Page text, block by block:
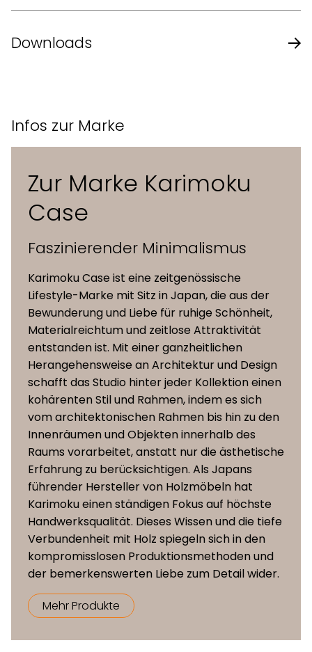
Sitzhöhe 67 cm
Holz
Eiche natur, Eiche geräuchert,
Maserung matt schwarz
(Kollektionen)
65, Moss, Vidar 4, Coda 2, Leder
Downloads
Infos zur Marke
Zur Marke Karimoku
Case
Faszinierender Minimalismus
Karimoku Case ist eine zeitgenössische
Lifestyle-Marke mit Sitz in Japan, die aus der
Bewunderung und Liebe für ruhige Schönheit,
Materialreichtum und zeitlose Attraktivität
entstanden ist. Mit einer ganzheitlichen
Herangehensweise an Architektur und Design
schafft das Studio hinter jeder Kollektion einen
kohärenten Stil und Rahmen, indem es sich
vom architektonischen Rahmen bis hin zu den
Innenräumen und Objekten innerhalb des
Raums vorarbeitet, anstatt nur die ästhetische
Erfahrung zu berücksichtigen. Als Japans
führender Hersteller von Holzmöbeln hat
Karimoku einen ständigen Fokus auf höchste
Handwerksqualität. Dieses Wissen und die tiefe
Verbundenheit mit Holz spiegeln sich in den
kompromisslosen Produktionsmethoden und
der bemerkenswerten Liebe zum Detail wider.
Mehr Produkte